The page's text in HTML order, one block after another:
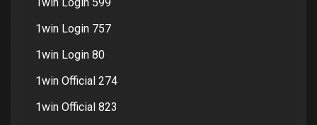
1win Login 757
1win Login 80
1win Official 274
1win Official 823